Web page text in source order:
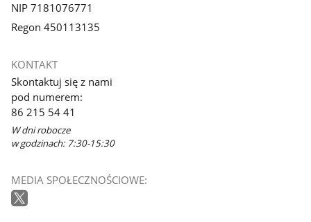
NIP 7181076771
Regon 450113135
KONTAKT
Skontaktuj się z nami
pod numerem:
86 215 54 41
W dni robocze
w godzinach: 7:30-15:30
MEDIA SPOŁECZNOŚCIOWE: